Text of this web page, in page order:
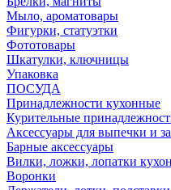
Мыло, ароматовары
Фигурки, статуэтки
Фототовары
Шкатулки, ключницы
Упаковка
ПОСУДА
Принадлежности кухонные
Курительные
Аксессуары для выпечки и
Барные аксессуары
Вилки, ложки, лопатки
Воронки